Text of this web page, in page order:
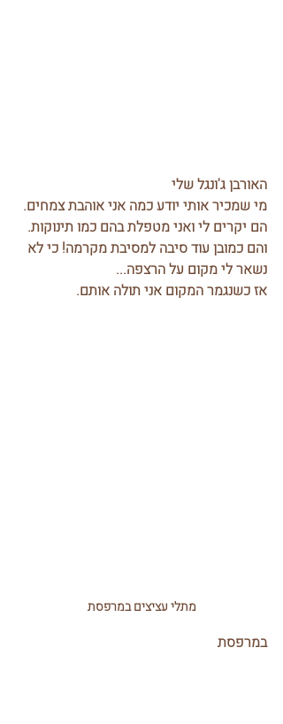
האורבן ג'ונגל שלי
מי שמכיר אותי יודע כמה אני אוהבת צמחים.
הם יקרים לי ואני מטפלת בהם כמו תינוקות.
והם כמובן עוד סיבה למסיבת מקרמה! כי לא
נשאר לי מקום על הרצפה...
אז כשנגמר המקום אני תולה אותם.
מתלי עציצים במרפסת
במרפסת